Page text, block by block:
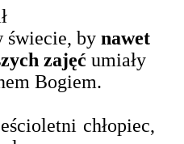
świecie, by nawet
zajęć umiały
Bogiem.
chłopiec,